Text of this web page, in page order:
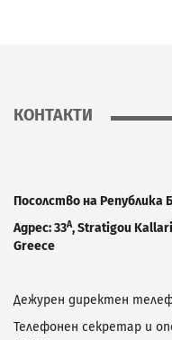
КОНТАКТИ
Посолство на Република
Адрес: 33Α,Stratigou Kallari
Greece
Дежурен директен
Телефонен секретар и